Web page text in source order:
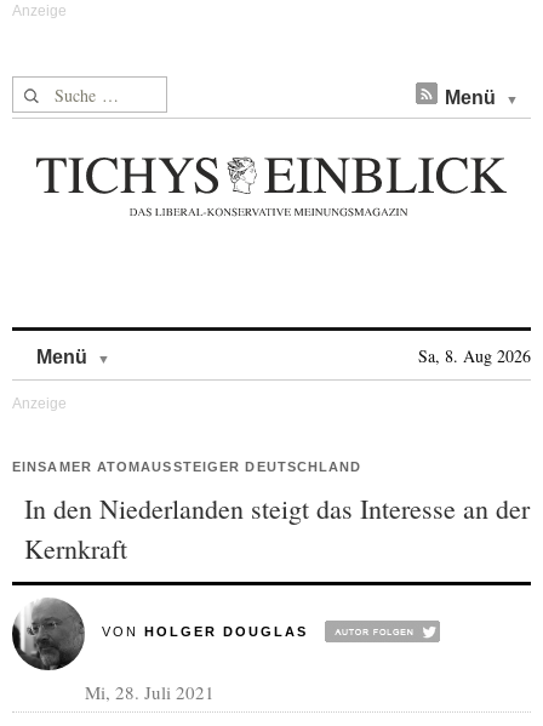
Suche nach: Menü
Menü Sa, 8. Aug 2026
EINSAMER ATOMAUSSTEIGER DEUTSCHLAND
In den Niederlanden steigt das Interesse an der
Kernkraft
VON HOLGER DOUGLAS
Mi, 28. Juli 2021